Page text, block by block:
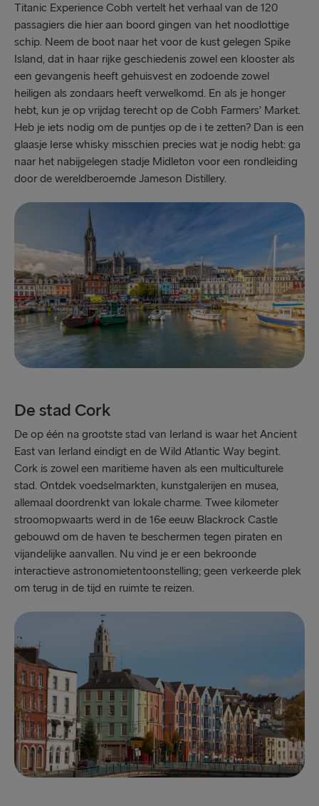
Titanic Experience Cobh vertelt het verhaal van de 120
passagiers die hier aan boord gingen van het noodlottige
schip. Neem de boot naar het voor de kust gelegen Spike
Island, dat in haar rijke geschiedenis zowel een klooster als
een gevangenis heeft gehuisvest en zodoende zowel
heiligen als zondaars heeft verwelkomd. En als je honger
hebt, kun je op vrijdag terecht op de Cobh Farmers’ Market.
Heb je iets nodig om de puntjes op de i te zetten? Dan is een
glaasje Ierse whisky misschien precies wat je nodig hebt: ga
naar het nabijgelegen stadje Midleton voor een rondleiding
door de wereldberoemde Jameson Distillery.
De stad Cork
De op één na grootste stad van Ierland is waar het Ancient
East van Ierland eindigt en de Wild Atlantic Way begint.
Cork is zowel een maritieme haven als een multiculturele
stad. Ontdek voedselmarkten, kunstgalerijen en musea,
allemaal doordrenkt van lokale charme. Twee kilometer
stroomopwaarts werd in de 16e eeuw Blackrock Castle
gebouwd om de haven te beschermen tegen piraten en
vijandelijke aanvallen. Nu vind je er een bekroonde
interactieve astronomietentoonstelling; geen verkeerde plek
om terug in de tijd en ruimte te reizen.